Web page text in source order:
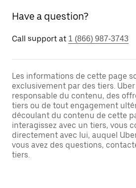
Have a question?
Call support at 1 (866) 987-3743
Les informations de cette page
exclusivement par des tiers.
responsable du contenu, des
tiers ou de tout engagement
découlant du contenu de cette
interagissez avec un tiers, vous
directement avec lui, auquel
vous avez des questions,
tiers.